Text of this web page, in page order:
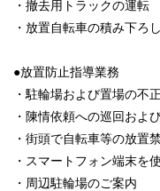
・撤去用トラックの運転
・放置自転車の積み下ろし
●放置防止指導業務
・駐輪場および置場の不
・陳情依頼への巡回およ
・街頭で自転車等の放置
・スマートフォン端末を
・周辺駐輪場のご案内